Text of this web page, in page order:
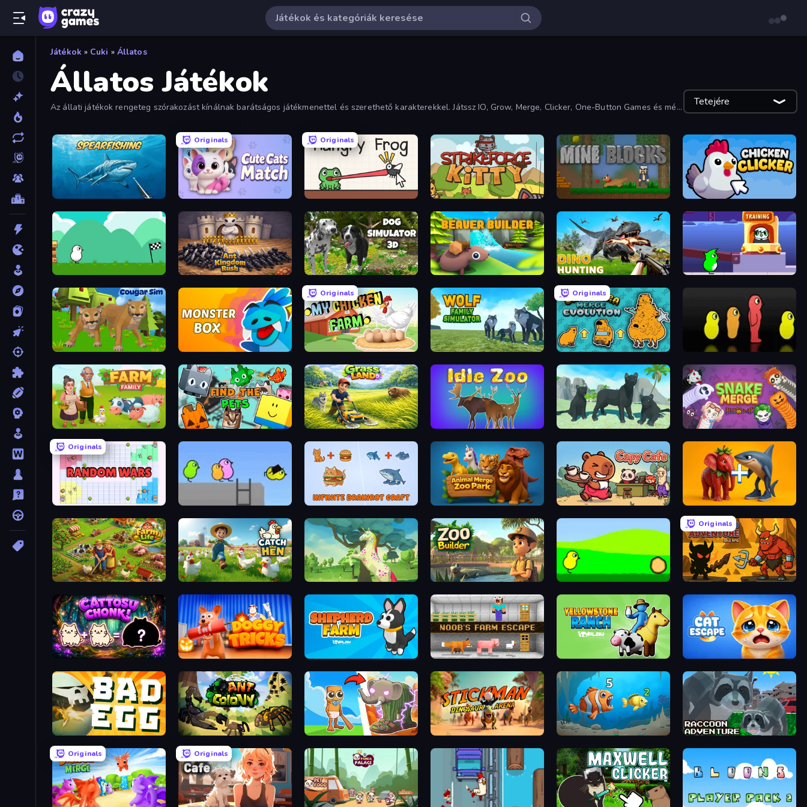
Játékok » Cuki » Állatos
Állatos Játékok
Az állati játékok rengeteg szórakozást kínálnak barátságos játékmenettel és szerethető karakterekkel. Játssz IO, Grow, Merge, Clicker, One-Button Games és még
Tetejére
Originals
Cute Cats Match
Originals
StrikeForce Kitty Mine Blocks Chicken Clicker
Ant Kingdom Rush Dog Simulator 3D Beaver Builder Dino Hunting Jurassic World Duck Life: Space
Cougar Simulator: Big Cats
Originals
My Chicken Farm Wolf Family Simulator
Originals
Capybara Merge Evolution Duck Life 3
Farm Family Find The Pets Grass Land Idle Zoo Panther Family Simulator 3D Snake Merge: Idle & io Zone
Originals
Random Wars Infinite Brainrot: Craft Merge Animal Merge Zoo Park Capy Cafe
Farm Life Catch the Hen Unicorn Family Simulator Magic World Zoo Builder
Originals
Knight Hero Adventure Idle RPG
Cattosu Chonk! Cat Merge Game Doggy Tricks Shepherd Farm Noob's Farm Escape Yellowstone Ranch
Bad Egg Ant Colony: New War Brainrot Evolution Stickman: Dinosaur Arena Hungry Ocean: Eat, Feed and Grow Fish Raccoon Adventure: City Simulator 3D
Originals Originals